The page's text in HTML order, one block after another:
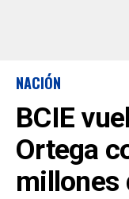
NACIÓN
BCIE
Ortega
millones